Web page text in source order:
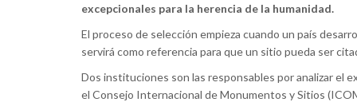
excepcionales para la herencia de la humanidad.
El proceso de selección empieza cuando un país
servirá como referencia para que un sitio pueda ser
Dos instituciones son las responsables por analizar el
el Consejo Internacional de Monumentos y Sitios